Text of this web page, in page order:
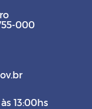
000
13:00hs